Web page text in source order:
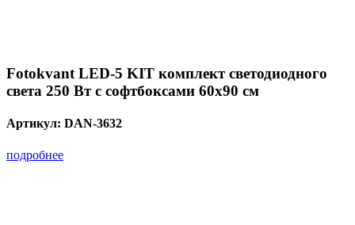
Fotokvant LED-5 KIT комплект светодиодного
света 250 Вт с софтбоксами 60х90 см
Артикул: DAN-3632
подробнее